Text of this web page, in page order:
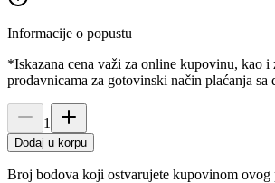
Informacije o popustu
*Iskazana cena važi za online kupovinu, kao i
prodavnicama za gotovinski način plaćanja sa
1
Dodaj u korpu
Broj bodova koji ostvarujete kupovinom ovog